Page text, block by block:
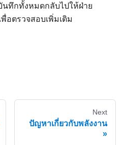
นทึกทั้งหมดกลับไปให้ฝ่าย
อตรวจสอบเพิ่มเติม
Next
ปัญหาเกี่ยวกับพลังงาน